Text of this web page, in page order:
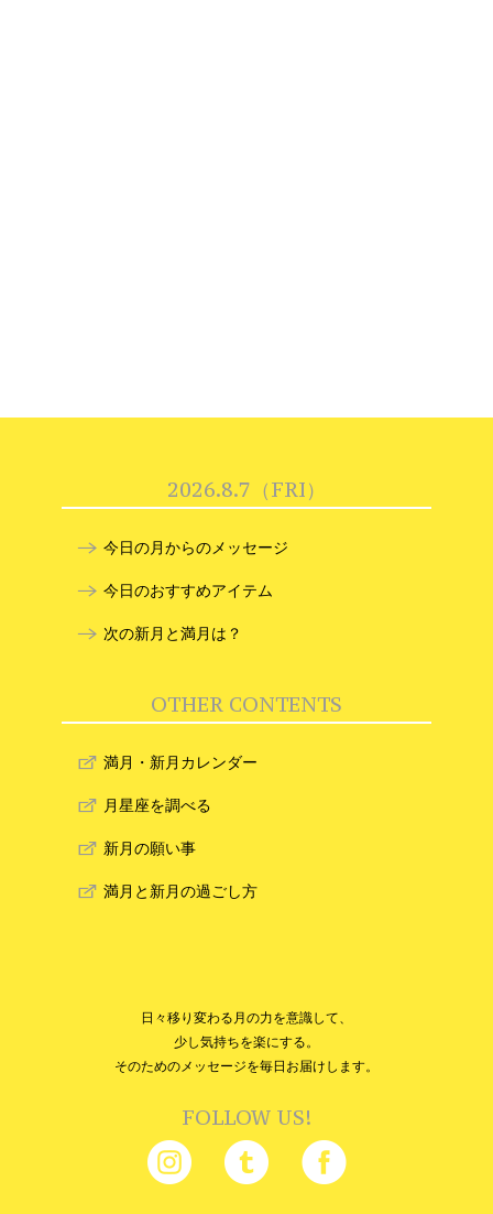
2026.8.7（FRI）
今日の月からのメッセージ
今日のおすすめアイテム
次の新月と満月は？
OTHER CONTENTS
満月・新月カレンダー
月星座を調べる
新月の願い事
満月と新月の過ごし方
日々移り変わる月の力を意識して、
少し気持ちを楽にする。
そのためのメッセージを毎日お届けします。
FOLLOW US!